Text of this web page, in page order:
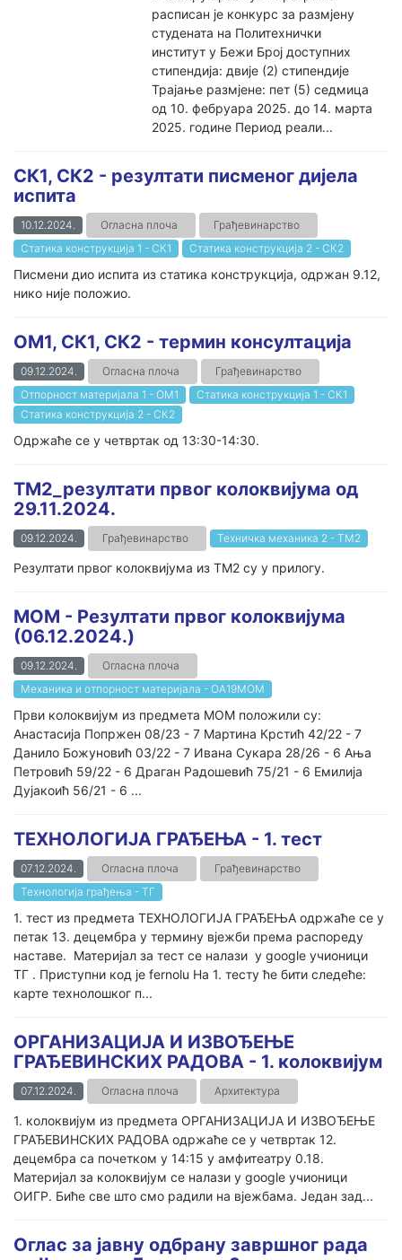
расписан је конкурс за размјену
студената на Политехнички
институт у Бежи Број доступних
стипендија: двије (2) стипендије
Трајање размјене: пет (5) седмица
од 10. фебруара 2025. до 14. марта
2025. године Период реали...
СК1, СК2 - резултати писменог дијела
испита
10.12.2024. Огласна плоча
Грађевинарство
Статика конструкција 1 - СК1
Статика конструкција 2 - СК2
Писмени дио испита из статика конструкција, одржан 9.12,
нико није положио.
ОМ1, СК1, СК2 - термин консултација
09.12.2024. Огласна плоча
Грађевинарство
Отпорност материјала 1 - ОМ1
Статика конструкција 1 - СК1
Статика конструкција 2 - СК2
Одржаће се у четвртак од 13:30-14:30.
ТМ2_резултати првог колоквијума од
29.11.2024.
09.12.2024. Грађевинарство Техничка механика 2 - ТМ2
Резултати првог колоквијума из ТМ2 су у прилогу.
МОМ - Резултати првог колоквијума
(06.12.2024.)
09.12.2024.
Огласна плоча
Механика и отпорност материјала - ОА19МОМ
Први колоквијум из предмета МОМ положили су:
Анастасија Попржен 08/23 - 7 Мартина Крстић 42/22 - 7
Данило Божуновић 03/22 - 7 Ивана Сукара 28/26 - 6 Ања
Петровић 59/22 - 6 Драган Радошевић 75/21 - 6 Емилија
Дујакоић 56/21 - 6 ...
ТЕХНОЛОГИЈА ГРАЂЕЊА - 1. тест
07.12.2024. Огласна плоча
Грађевинарство
Технологија грађења - ТГ
1. тест из предмета ТЕХНОЛОГИЈА ГРАЂЕЊА одржаће се у
петак 13. децембра у термину вјежби према распореду
наставе. Материјал за тест се налази у google учионици
ТГ . Приступни код је fernolu На 1. тесту ће бити следеће:
карте технолошког п...
ОРГАНИЗАЦИЈА И ИЗВОЂЕЊЕ
ГРАЂЕВИНСКИХ РАДОВА - 1. колоквијум
07.12.2024. Огласна плоча Архитектура
1. колоквијум из предмета ОРГАНИЗАЦИЈА И ИЗВОЂЕЊЕ
ГРАЂЕВИНСКИХ РАДОВА одржаће се у четвртак 12.
децембра са почетком у 14:15 у амфитеатру 0.18.
Материјал за колоквијум се налази у google учионици
ОИГР. Биће све што смо радили на вјежбама. Један зад...
Оглас за јавну одбрану завршног рада